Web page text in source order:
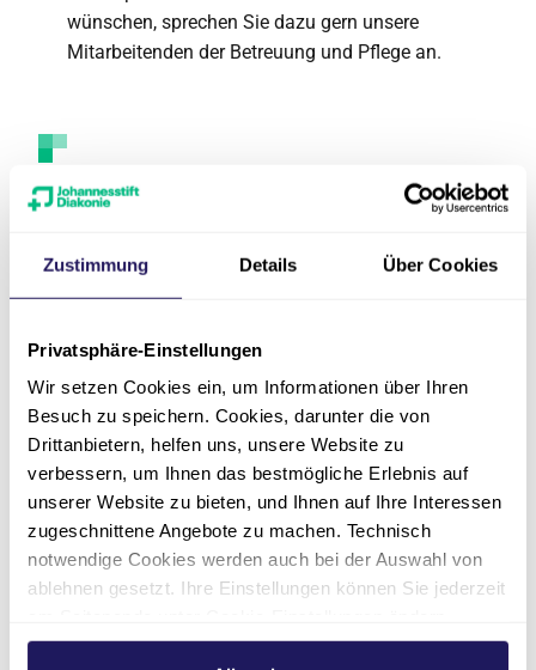
Zustimmung Details Über Cookies
Privatsphäre-Einstellungen
Wir setzen Cookies ein, um Informationen über Ihren
Besuch zu speichern. Cookies, darunter die von
Drittanbietern, helfen uns, unsere Website zu
verbessern, um Ihnen das bestmögliche Erlebnis auf
unserer Website zu bieten, und Ihnen auf Ihre Interessen
zugeschnittene Angebote zu machen. Technisch
notwendige Cookies werden auch bei der Auswahl von
ablehnen gesetzt. Ihre Einstellungen können Sie jederzeit
Weitere Informationen hierzu finden Sie in unserer
wünschen, sprechen Sie dazu gern unsere
Mitarbeitenden der Betreuung und Pflege an.
Kontakt
Adresse
Telefon